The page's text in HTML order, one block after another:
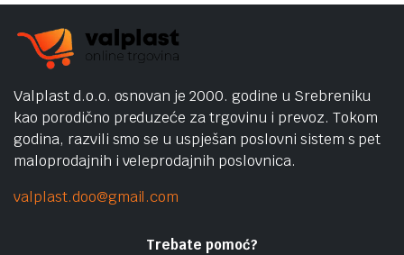
Valplast d.o.o. osnovan je 2000. godine u Srebreniku
kao porodično preduzeće za trgovinu i prevoz. Tokom
godina, razvili smo se u uspješan poslovni sistem s pet
maloprodajnih i veleprodajnih poslovnica.
valplast.doo@gmail.com
Trebate pomoć?